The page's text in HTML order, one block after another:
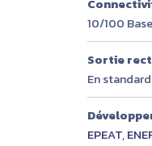
10/100
Sortie
En standard
EPEAT,